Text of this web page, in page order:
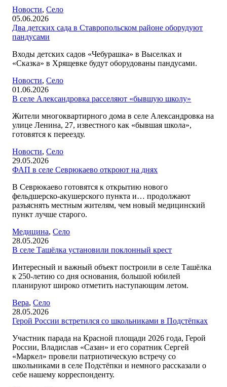
Новости,Село
05.06.2026
Два детских сада в Ставропольском районе оборудуют
пандусами
Входы детских садов «Чебурашка» в Выселках и
«Сказка» в Хрящевке будут оборудованы пандусами.
Новости,Село
01.06.2026
В селе Александровка расселяют «бывшую школу»
Жители многоквартирного дома в селе Александровка на
улице Ленина, 27, известного как «бывшая школа»,
готовятся к переезду.
Новости,Село
29.05.2026
ФАП в селе Севрюкаево откроют на днях
В Севрюкаево готовятся к открытию нового
фельдшерско-акушерского пункта и… продолжают
разъяснять местным жителям, чем новый медицинский
пункт лучше старого.
Медицина,Село
28.05.2026
В селе Ташёлка установили поклонный крест
Интересный и важный объект построили в селе Ташёлка
к 250-летию со дня основания, большой юбилей
планируют широко отметить наступающим летом.
Вера,Село
28.05.2026
Герой России встретился со школьниками в Подстёпках
Участник парада на Красной площади 2026 года, Герой
России, Владислав «Сазан» и его соратник Сергей
«Маркел» провели патриотическую встречу со
школьниками в селе Подстёпки и немного рассказали о
себе нашему корреспонденту.